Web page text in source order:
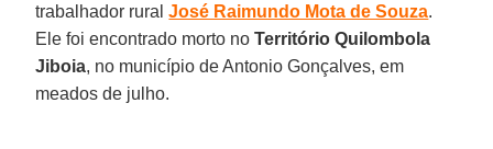
trabalhador ruralJosé Raimundo Mota de Souza.
Ele foi encontrado morto noTerritório Quilombola
Jiboia, no município de Antonio Gonçalves, em
meados de julho.